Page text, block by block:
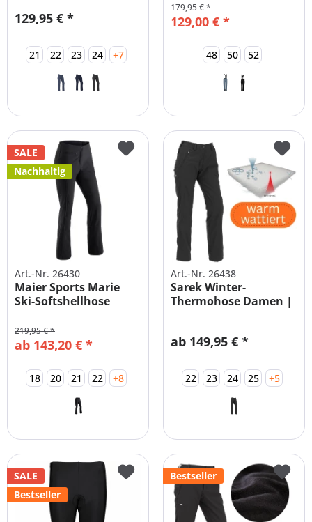
129,95 € *
21 22 23 24 +7
129,00 € *
179,95 € *
48 50 52
SALE
Nachhaltig
Art.-Nr. 26430
Maier Sports Marie
Ski-Softshellhose
ab 143,20 € *
219,95 € *
18 20 21 22 +8
Art.-Nr. 26438
Sarek Winter-
Thermohose Damen |
ab 149,95 € *
22 23 24 25 +5
SALE
Bestseller
Bestseller